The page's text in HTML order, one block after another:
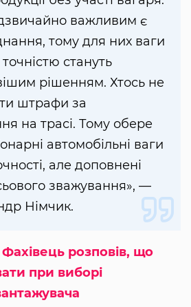
важливим є
тому для них ваги
стануть
рішенням. Хтось не
штрафи за
на трасі. Тому обере
автомобільні ваги
але доповнені
зважування», —
Німчик.
Фахівець розповів, що
при виборі